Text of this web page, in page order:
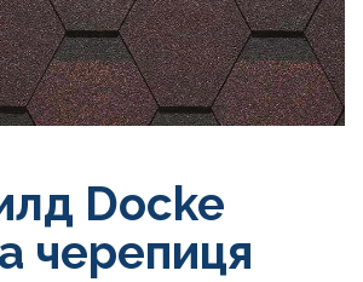
Docke
черепиця